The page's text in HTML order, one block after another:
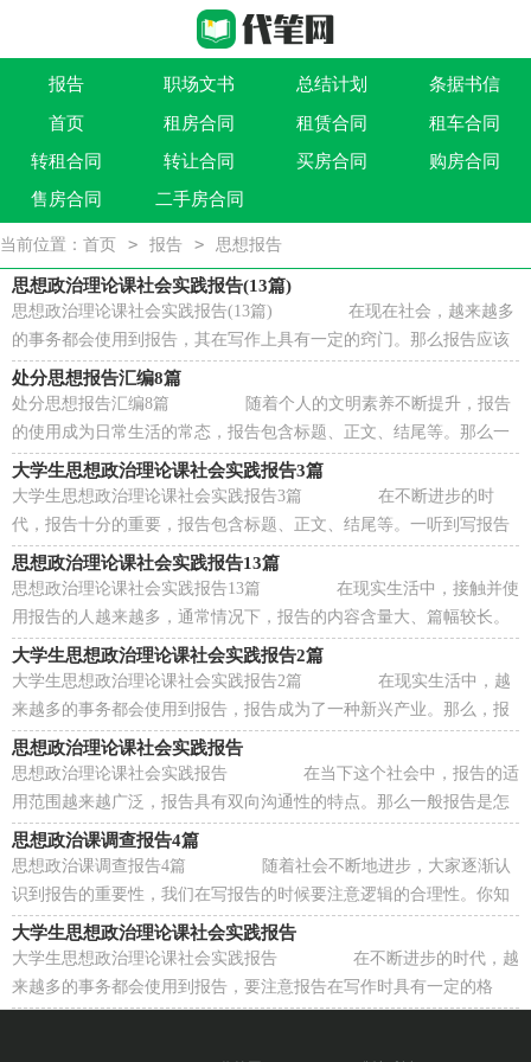
报告 职场文书 总结计划 条据书信
作文大全 实用文 祝福语 买卖类合同
借贷类合同 建筑类合同 劳动类合同 租售类合同
首页 租房合同 租赁合同
租车合同
转租合同
转让合同 买房合同
购房合同
售房合同
二手房合同
当前位置： 首页 > 报告 > 思想报告
思想政治理论课社会实践报告(13篇)
思想政治理论课社会实践报告(13篇) 在现在社会，越来越多
的事务都会使用到报告，其在写作上具有一定的窍门。那么报告应该
怎么写才合适呢？以下是小编为大家整理的...
处分思想报告汇编8篇
处分思想报告汇编8篇 随着个人的文明素养不断提升，报告
的使用成为日常生活的常态，报告包含标题、正文、结尾等。那么一
般报告是怎么写的呢？下面是小编整理的处...
大学生思想政治理论课社会实践报告3篇
大学生思想政治理论课社会实践报告3篇 在不断进步的时
代，报告十分的重要，报告包含标题、正文、结尾等。一听到写报告
马上头昏脑涨？下面是小编整理的大学生思想...
思想政治理论课社会实践报告13篇
思想政治理论课社会实践报告13篇 在现实生活中，接触并使
用报告的人越来越多，通常情况下，报告的内容含量大、篇幅较长。
一听到写报告马上头昏脑涨？以下是小编为大...
大学生思想政治理论课社会实践报告2篇
大学生思想政治理论课社会实践报告2篇 在现实生活中，越
来越多的事务都会使用到报告，报告成为了一种新兴产业。那么，报
告到底怎么写才合适呢？以下是小编收集整理...
思想政治理论课社会实践报告
思想政治理论课社会实践报告 在当下这个社会中，报告的适
用范围越来越广泛，报告具有双向沟通性的特点。那么一般报告是怎
么写的呢？以下是小编为大家整理的思想政...
思想政治课调查报告4篇
思想政治课调查报告4篇 随着社会不断地进步，大家逐渐认
识到报告的重要性，我们在写报告的时候要注意逻辑的合理性。你知
道怎样写报告才能写的好吗？下面是小编精...
大学生思想政治理论课社会实践报告
大学生思想政治理论课社会实践报告 在不断进步的时代，越
来越多的事务都会使用到报告，要注意报告在写作时具有一定的格
式。写起报告来就毫无头绪？下面是小编收集...